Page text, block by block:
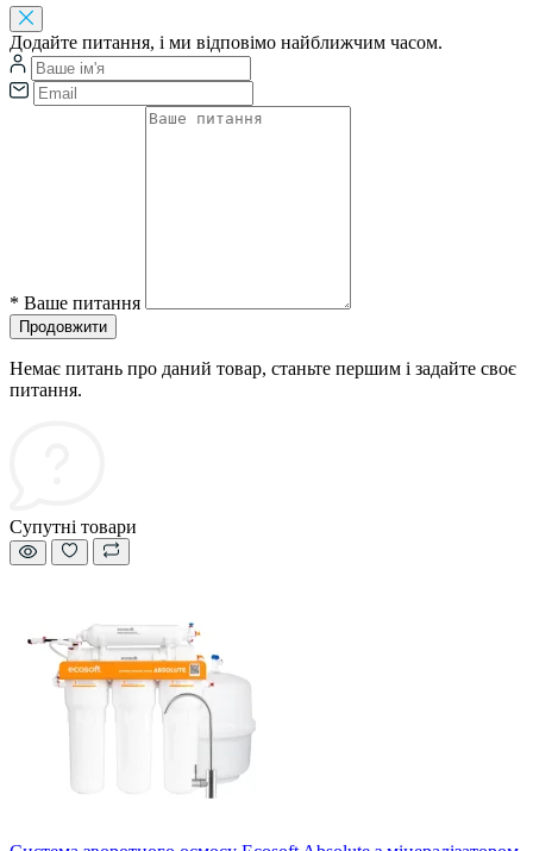
Додайте питання, і ми відповімо найближчим часом.
* Ваше питання
Продовжити
Немає питань про даний товар, станьте першим і задайте своє
питання.
Супутні товари